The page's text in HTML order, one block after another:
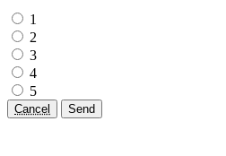
1
2
3
4
5
Cancel Send